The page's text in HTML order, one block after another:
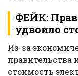
ФЕЙК:
удвоило
Из-за
правительства
стоимость